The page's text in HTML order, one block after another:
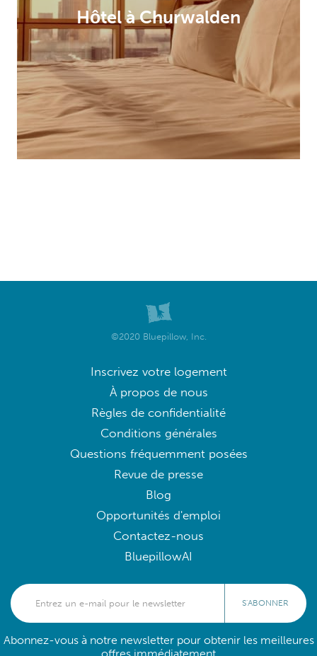
Hôtel à Churwalden
©2020 Bluepillow, Inc.
Inscrivez votre logement
À propos de nous
Règles de confidentialité
Conditions générales
Questions fréquemment posées
Revue de presse
Blog
Opportunités d'emploi
Contactez-nous
BluepillowAI
S'ABONNER
Abonnez-vous à notre newsletter pour obtenir les meilleures
offres immédiatement